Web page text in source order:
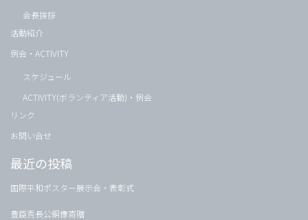
会長挨拶
活動紹介
例会・ACTIVITY
スケジュール
ACTIVITY(ボランティア活動)・例会
リンク
お問い合せ
最近の投稿
国際平和ポスター展示会・表彰式
豊臣秀長公銅像寄贈